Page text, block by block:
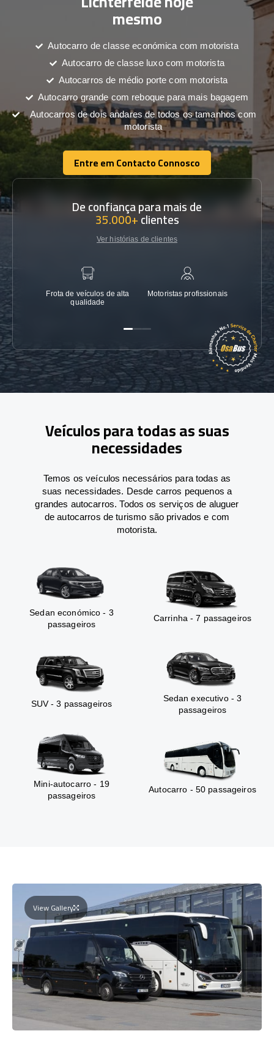
mesmo
Autocarro de classe económica com motorista
Autocarro de classe luxo com motorista
Autocarros de médio porte com motorista
Autocarro grande com reboque para mais bagagem
Autocarros de dois andares de todos os tamanhos com
motorista
Entre em Contacto Connosco
Entre em Contacto Connosco
De confiança para mais de
35.000+clientes
Ver histórias de clientes
Frota de veículos de alta
qualidade
Motoristas profissionais
Veículos para todas as suas
necessidades
Temos os veículos necessários para todas as
suas necessidades. Desde carros pequenos a
grandes autocarros. Todos os serviços de aluguer
de autocarros de turismo são privados e com
motorista.
Sedan económico - 3
passageiros
Carrinha - 7 passageiros
SUV - 3 passageiros
Sedan executivo - 3
passageiros
Mini-autocarro - 19
passageiros
Autocarro - 50 passageiros
View Gallery